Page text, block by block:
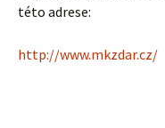
této adrese:
http://www.mkzdar.cz/